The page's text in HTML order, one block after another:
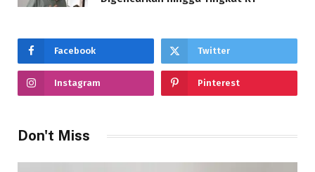
Facebook Twitter
Instagram Pinterest
Don't Miss